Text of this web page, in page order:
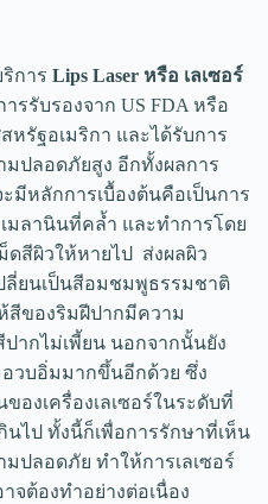
การ Lips Laser หรือ เลเซอร์
รรับรองจาก US FDA หรือ
หรัฐอเมริกา และได้รับการ
ปลอดภัยสูง อีกทั้งผลการ
มีหลักการเบื้องต้นคือเป็นการ
มลานินที่คล้ำ และทำการโดย
ดสีผิวให้หายไป ส่งผลผิว
ลี่ยนเป็นสีอมชมพูธรรมชาติ
สีของริมฝีปากมีความ
ากไม่เพี้ยน นอกจากนั้นยัง
วบอิ่มมากขึ้นอีกด้วย ซึ่ง
องเครื่องเลเซอร์ในระดับที่
ไป ทั้งนี้ก็เพื่อการรักษาที่เห็น
ปลอดภัย ทำให้การเลเซอร์
จต้องทำอย่างต่อเนื่อง